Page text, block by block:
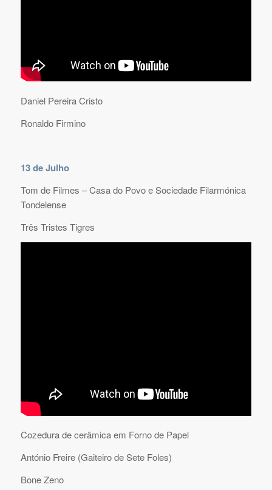
Daniel Pereira Cristo
Ronaldo Firmino
13 de Julho
Tom de Filmes – Casa do Povo e Sociedade Filarmónica
Tondelense
Três Tristes Tigres
Cozedura de cerâmica em Forno de Papel
António Freire (Gaiteiro de Sete Foles)
Bone Zeno